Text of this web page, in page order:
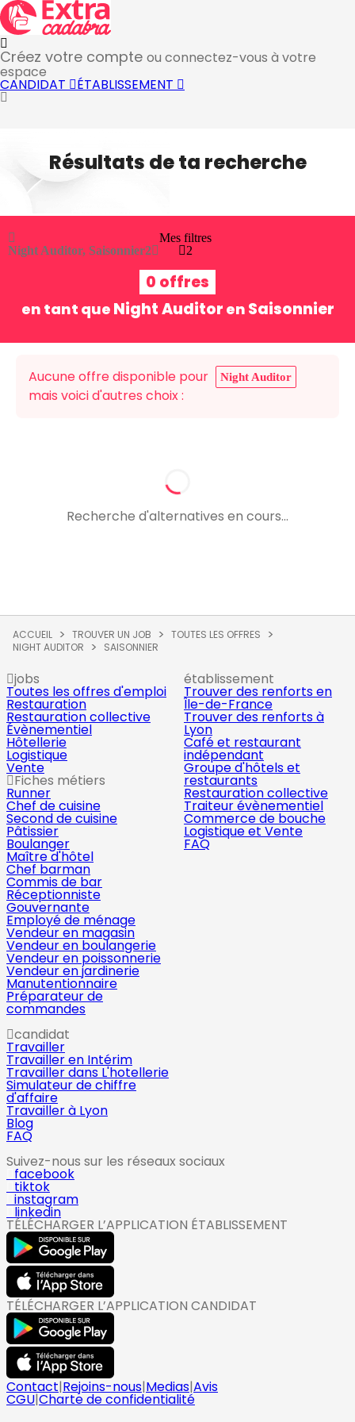
Créez votre compte ou connectez-vous à votre
espace
CANDIDAT ÉTABLISSEMENT
Résultats de ta recherche
Night Auditor, Saisonnier2
Mes filtres
2
0 offres
en tant que Night Auditor en Saisonnier
Aucune offre disponible pour Night Auditor
mais voici d'autres choix :
Recherche d'alternatives en cours...
ACCUEIL TROUVER UN JOB
TOUTES LES OFFRES
NIGHT AUDITOR
SAISONNIER
jobs
Toutes les offres d'emploi
Restauration
Restauration collective
Évènementiel
Hôtellerie
Logistique
Vente
Fiches métiers
Runner
Chef de cuisine
Second de cuisine
Pâtissier
Boulanger
Maître d'hôtel
Chef barman
Commis de bar
Réceptionniste
Gouvernante
Employé de ménage
Vendeur en magasin
Vendeur en boulangerie
Vendeur en poissonnerie
Vendeur en jardinerie
Manutentionnaire
Préparateur de
commandes
établissement
Trouver des renforts en
Île-de-France
Trouver des renforts à
Lyon
Café et restaurant
indépendant
Groupe d'hôtels et
restaurants
Restauration collective
Traiteur évènementiel
Commerce de bouche
Logistique et Vente
FAQ
candidat
Travailler
Travailler en Intérim
Travailler dans L'hotellerie
Simulateur de chiffre
d'affaire
Travailler à Lyon
Blog
FAQ
Suivez-nous sur les réseaux sociaux
facebook
tiktok
instagram
linkedin
TÉLÉCHARGER L’APPLICATION ÉTABLISSEMENT
TÉLÉCHARGER L’APPLICATION CANDIDAT
Contact|Rejoins-nous|Medias|Avis
CGU|Charte de confidentialité